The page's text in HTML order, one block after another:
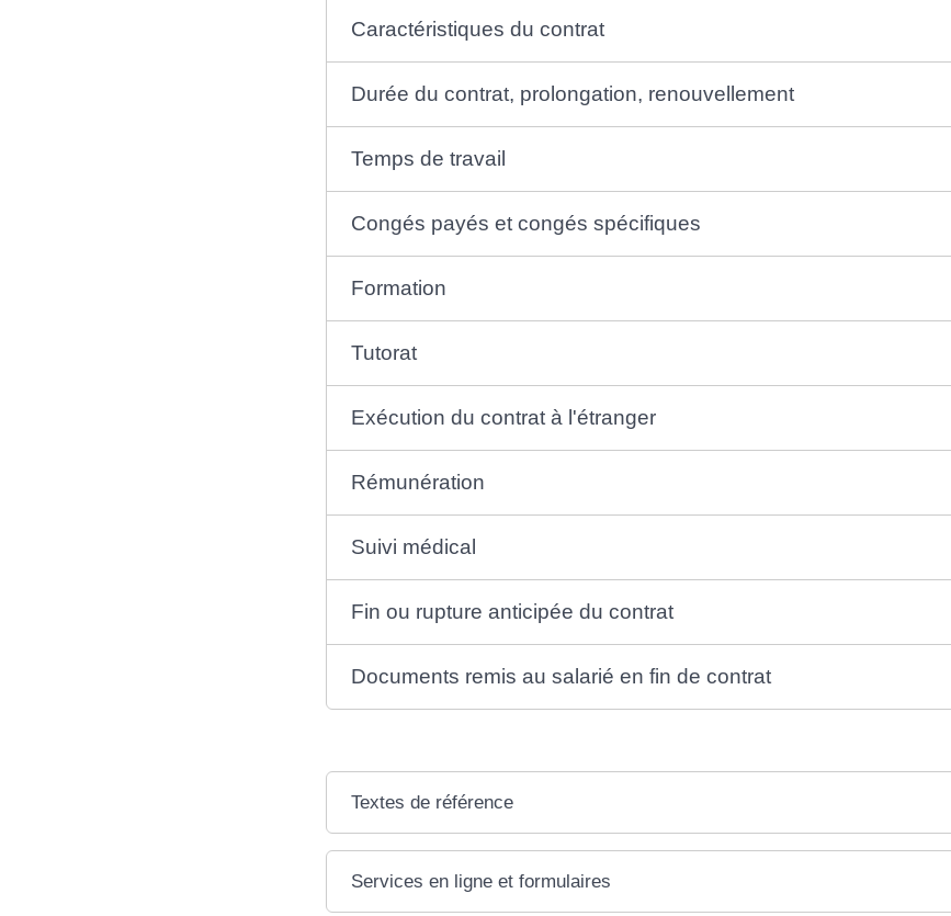
Caractéristiques du contrat
Durée du contrat, prolongation, renouvellement
Temps de travail
Congés payés et congés spécifiques
Formation
Tutorat
Exécution du contrat à l'étranger
Rémunération
Suivi médical
Fin ou rupture anticipée du contrat
Documents remis au salarié en fin de contrat
Textes de référence
Services en ligne et formulaires